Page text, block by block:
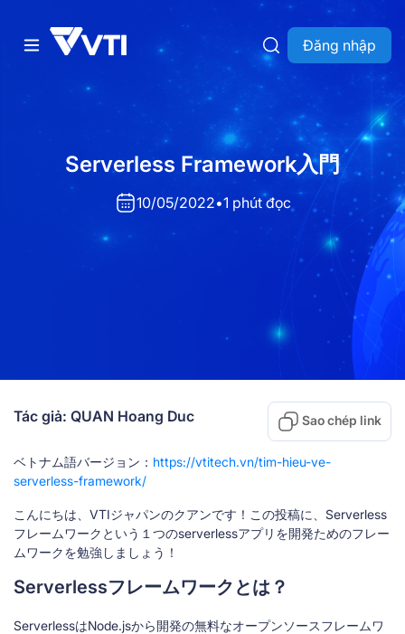
Đăng nhập
Serverless Framework入門
10/05/2022•1 phút đọc
Tác giả: QUAN Hoang Duc Sao chép link
ベトナム語バージョン： https://vtitech.vn/tim-hieu-ve-
serverless-framework/
こんにちは、VTIジャパンのクアンです！この投稿に、Serverless
フレームワークという１つのserverlessアプリを開発ためのフレー
ムワークを勉強しましょう！
Serverlessフレームワークとは？
ServerlessはNode.jsから開発の無料なオープンソースフレームワ